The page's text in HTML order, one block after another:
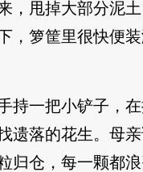
，甩掉大部分泥
，箩筐里很快便
持一把小铲子，
遗落的花生。母
归仓，每一颗都浪